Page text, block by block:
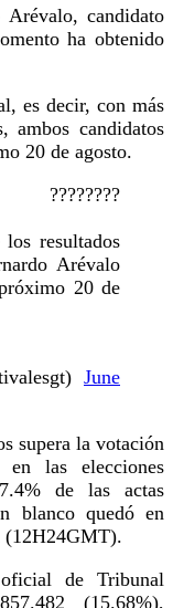
candidato
ha obtenido
es decir, con más
ambos candidatos
20 de agosto.
resultados
Arévalo
20 de
June
supera la votación
las elecciones
de las actas
blanco quedó en
(12H24GMT).
de Tribunal
(15.68%),